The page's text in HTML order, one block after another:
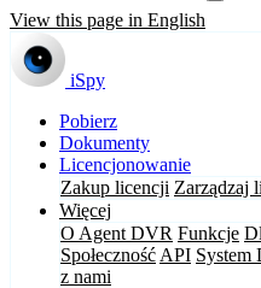
View this page in English
iSpy
Pobierz
Dokumenty
Licencjonowanie
Zakup licencji Zarządzaj
Więcej
O Agent DVR Funkcje
Społeczność API System
z nami